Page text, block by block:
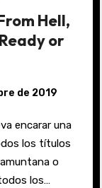
Hell,
or
de 2019
los títulos
o
los…